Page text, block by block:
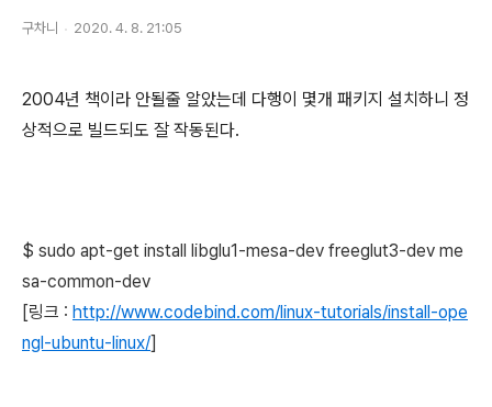
구차니 2020. 4. 8. 21:05
2004년 책이라 안될줄 알았는데 다행이 몇개 패키지 설치하니 정
상적으로 빌드되도 잘 작동된다.
$ sudo apt-get install libglu1-mesa-dev freeglut3-dev me
sa-common-dev
[링크 : http://www.codebind.com/linux-tutorials/install-ope
ngl-ubuntu-linux/]